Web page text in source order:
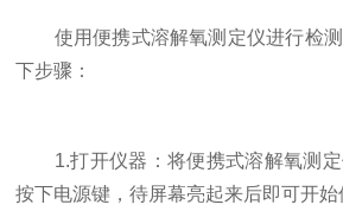
使用便携式溶解氧测定仪进行检测
下步骤：
1.打开仪器：将便携式溶解氧测定
按下电源键，待屏幕亮起来后即可开始